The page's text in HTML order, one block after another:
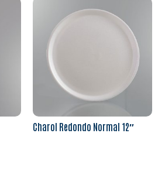
Charol Redondo Normal 12″